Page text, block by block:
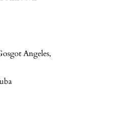
Angeles,